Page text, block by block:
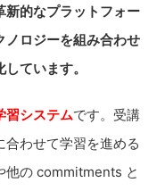
新的なプラットフォー
ノロジーを組み合わせ
ています。
習システムです。受講
わせて学習を進める
他の commitments と